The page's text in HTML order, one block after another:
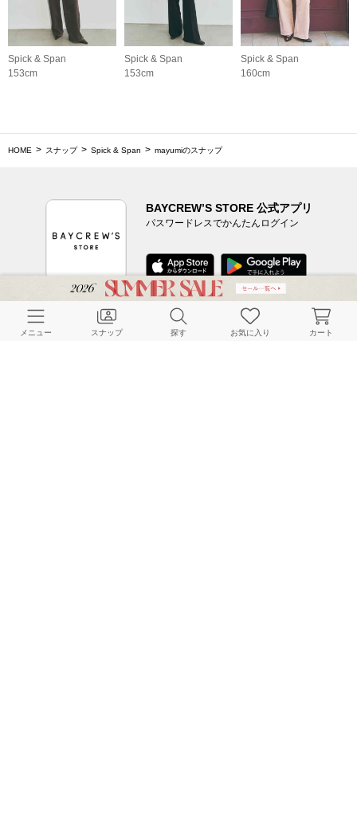
Spick & Span
153cm
Spick & Span
153cm
Spick & Span
160cm
HOME スナップ Spick & Span mayumiのスナップ
BAYCREW’S STORE 公式アプリ
パスワードレスでかんたんログイン
CUSTOMER SERVICE
メニュー スナップ 探す お気に入り カート